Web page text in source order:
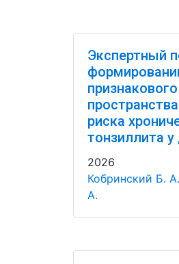
Экспертный
признакового
риска
тонзиллита у
2026
Кобринский Б. А.
А.